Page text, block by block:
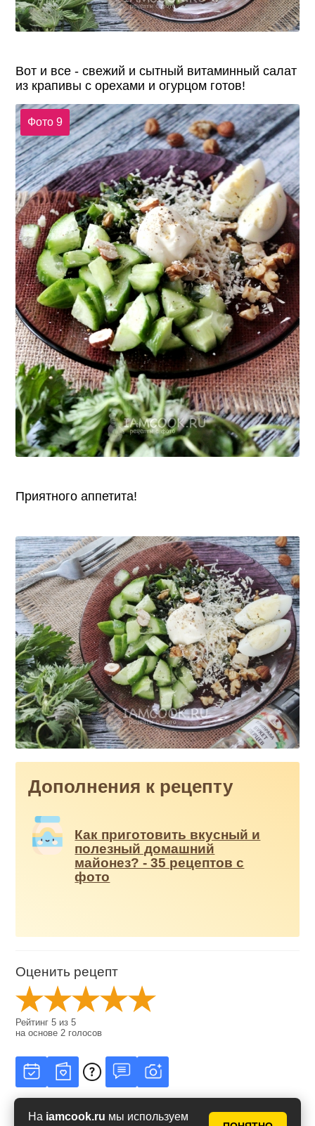
На iamcook.ru мы используем
Вот и все - свежий и сытный витаминный салат
из крапивы с орехами и огурцом готов!
Фото 9
Приятного аппетита!
Дополнения к рецепту
Как приготовить вкусный и
полезный домашний
майонез? - 35 рецептов с
фото
Оценить рецепт
Рейтинг5 из5
на основе 2 голосов